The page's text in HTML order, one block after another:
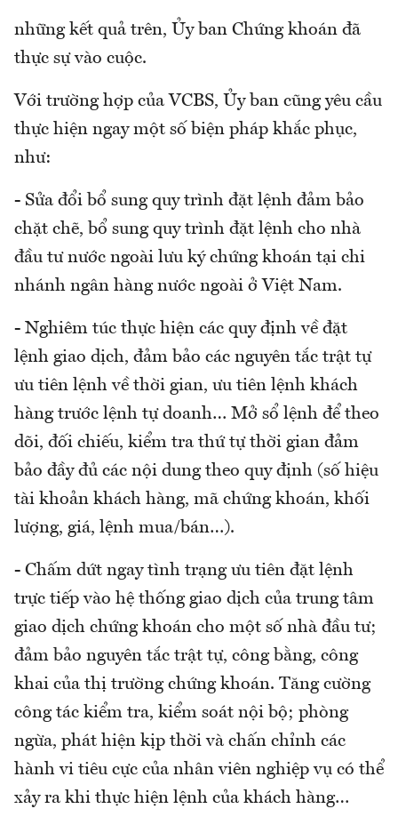
những kết quả trên, Ủy ban Chứng khoán đã
thực sự vào cuộc.
Với trường hợp của VCBS, Ủy ban cũng yêu cầu
thực hiện ngay một số biện pháp khắc phục,
như:
- Sửa đổi bổ sung quy trình đặt lệnh đảm bảo
chặt chẽ, bổ sung quy trình đặt lệnh cho nhà
đầu tư nước ngoài lưu ký chứng khoán tại chi
nhánh ngân hàng nước ngoài ở Việt Nam.
- Nghiêm túc thực hiện các quy định về đặt
lệnh giao dịch, đảm bảo các nguyên tắc trật tự
ưu tiên lệnh về thời gian, ưu tiên lệnh khách
hàng trước lệnh tự doanh… Mở sổ lệnh để theo
dõi, đối chiếu, kiểm tra thứ tự thời gian đảm
bảo đầy đủ các nội dung theo quy định (số hiệu
tài khoản khách hàng, mã chứng khoán, khối
lượng, giá, lệnh mua/bán…).
- Chấm dứt ngay tình trạng ưu tiên đặt lệnh
trực tiếp vào hệ thống giao dịch của trung tâm
giao dịch chứng khoán cho một số nhà đầu tư;
đảm bảo nguyên tắc trật tự, công bằng, công
khai của thị trường chứng khoán. Tăng cường
công tác kiểm tra, kiểm soát nội bộ; phòng
ngừa, phát hiện kịp thời và chấn chỉnh các
hành vi tiêu cực của nhân viên nghiệp vụ có thể
xảy ra khi thực hiện lệnh của khách hàng…